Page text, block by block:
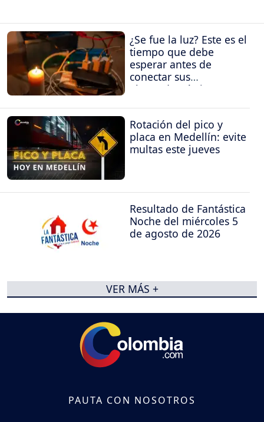
¿Se fue la luz? Este es el
tiempo que debe
esperar antes de
conectar sus
electrodomésticos
Rotación del pico y
placa en Medellín: evite
multas este jueves
Resultado de Fantástica
Noche del miércoles 5
de agosto de 2026
VER MÁS +
PAUTA CON NOSOTROS